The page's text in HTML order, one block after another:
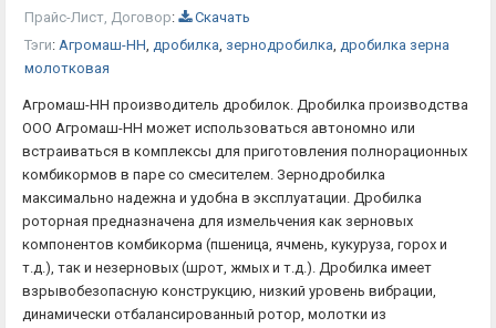
Прайс-Лист, Договор:
Скачать
Тэги: Агромаш-НН, дробилка, зернодробилка, дробилка зерна
молотковая
Агромаш-НН производитель дробилок. Дробилка производства
ООО Агромаш-НН может использоваться автономно или
встраиваться в комплексы для приготовления полнорационных
комбикормов в паре со смесителем. Зернодробилка
максимально надежна и удобна в эксплуатации. Дробилка
роторная предназначена для измельчения как зерновых
компонентов комбикорма (пшеница, ячмень, кукуруза, горох и
т.д.), так и незерновых (шрот, жмых и т.д.). Дробилка имеет
взрывобезопасную конструкцию, низкий уровень вибрации,
динамически отбалансированный ротор, молотки из